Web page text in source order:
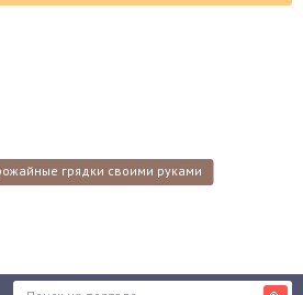
грядки своими руками